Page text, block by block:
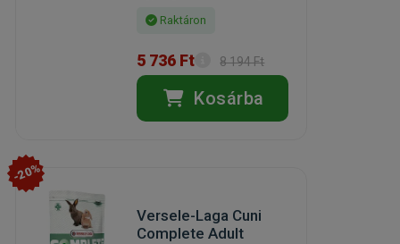
Raktáron
5 736 Ft 8 194 Ft
Kosárba
-20%
Versele-Laga Cuni
Complete Adult